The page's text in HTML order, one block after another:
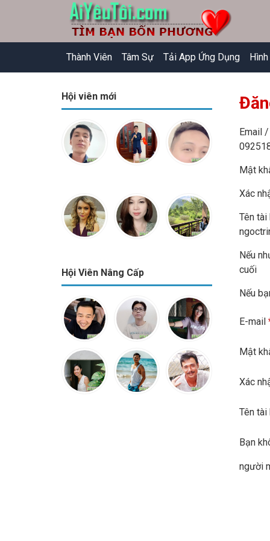
Thành Viên Tâm Sự Tải App Ứng Dụng
Hội viên mới
Hội Viên Nâng Cấp
Email
Mật
Xác
Tên tài
Nếu
cuối
Nếu
E-mail
Mật
Xác
Tên
Bạn
người